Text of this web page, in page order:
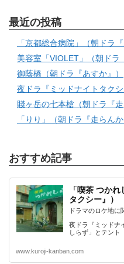
最近の投稿
「京都総合病院」（朝ドラ『
美容室「VIOLET」（朝ドラ
御蔭橋（朝ドラ『あすか』）
夜ドラ『ミッドナイトタク
賤ヶ岳の七本槍（朝ドラ『走
「りり」（朝ドラ『走らんか
おすすめ記事
「喫茶 つか
タクシー』）
ドラマのロケ地に
夜ドラ『ミッドナ
しらず」とテント
www.kuroji-kanban.com